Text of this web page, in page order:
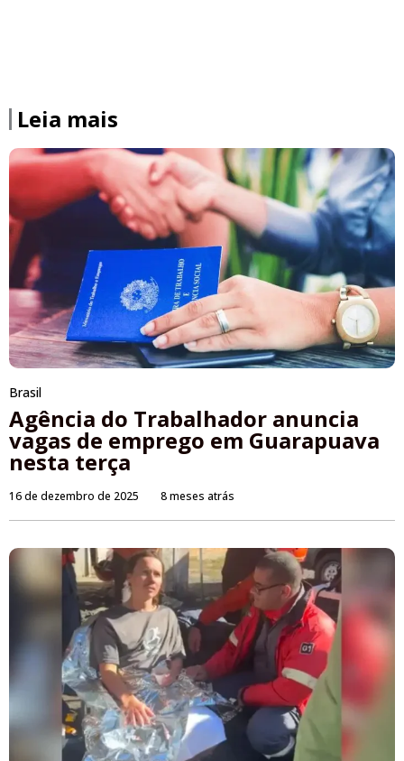
Leia mais
Brasil
Agência do Trabalhador anuncia
vagas de emprego em Guarapuava
nesta terça
16 de dezembro de 2025 8 meses atrás